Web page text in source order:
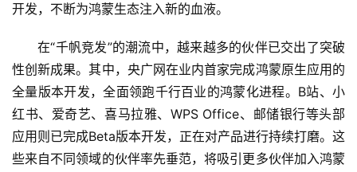
开发，不断为鸿蒙生态注入新的血液。
在“千帆竞发”的潮流中，越来越多的伙伴已交出了突破
性创新成果。其中，央广网在业内首家完成鸿蒙原生应用的
全量版本开发，全面领跑千行百业的鸿蒙化进程。B站、小
红书、爱奇艺、喜马拉雅、WPS Office、邮储银行等头部
应用则已完成Beta版本开发，正在对产品进行持续打磨。这
些来自不同领域的伙伴率先垂范，将吸引更多伙伴加入鸿蒙